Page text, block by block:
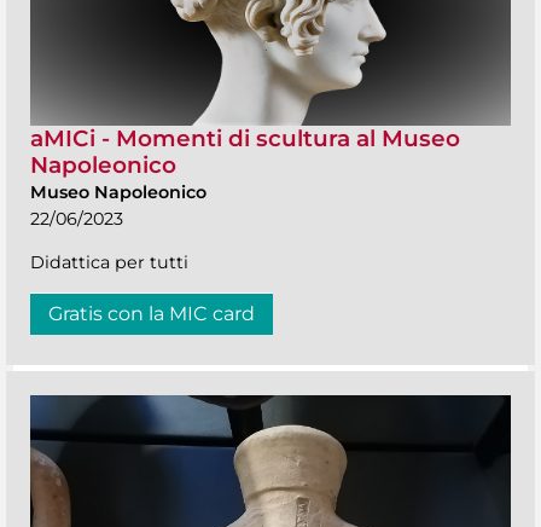
aMICi - Momenti di scultura al Museo
Napoleonico
Museo Napoleonico
22/06/2023
Didattica per tutti
Gratis con la MIC card